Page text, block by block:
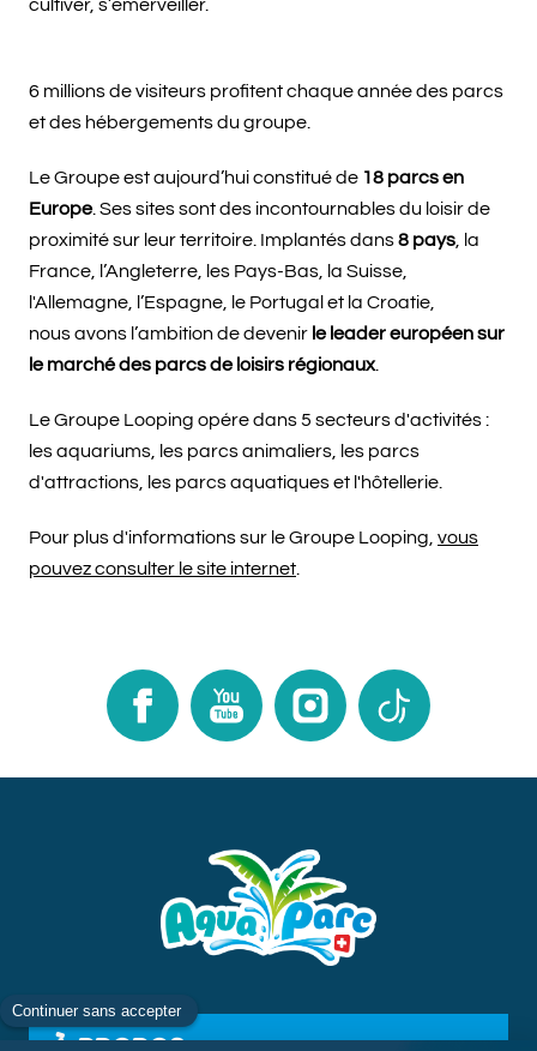
cultiver, s’émerveiller.
6 millions de visiteurs profitent chaque année des parcs
et des hébergements du groupe.
Le Groupe est aujourd’hui constitué de 18 parcs en
Europe. Ses sites sont des incontournables du loisir de
proximité sur leur territoire. Implantés dans8 pays , la
France, l’Angleterre, les Pays-Bas, la Suisse,
l'Allemagne, l’Espagne, le Portugal et la Croatie,
nous avons l’ambition de devenir le leader européen sur
le marché des parcs de loisirs régionaux.
Le Groupe Looping opére dans 5 secteurs d'activités :
les aquariums, les parcs animaliers, les parcs
d'attractions, les parcs aquatiques et l'hôtellerie.
Pour plus d'informations sur le Groupe Looping, vous
pouvez consulter le site internet
Facebook Youtube Instagram